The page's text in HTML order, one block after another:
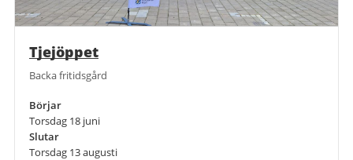
Tjejöppet
Backa fritidsgård
Börjar
Torsdag 18 juni
Slutar
Torsdag 13 augusti